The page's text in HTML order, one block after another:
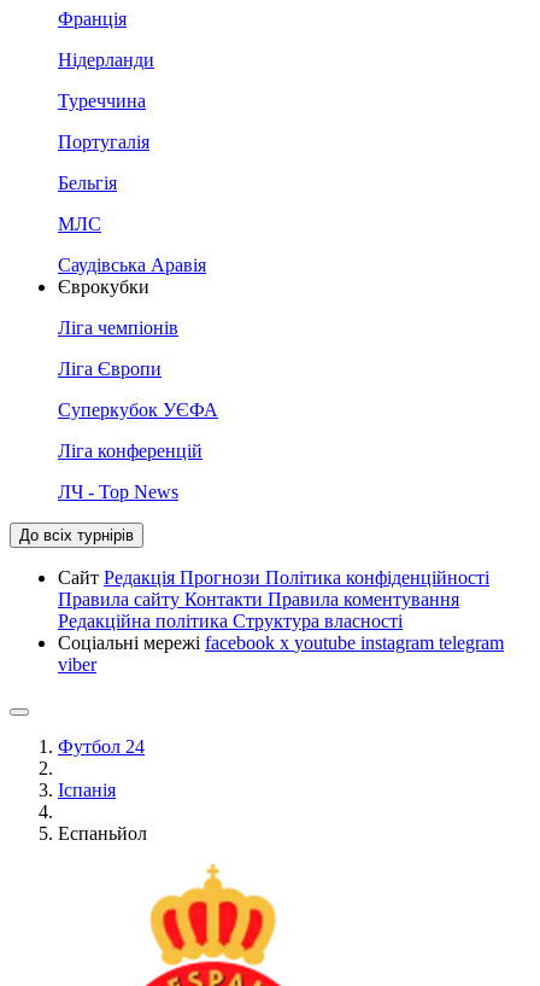
Франція
Нідерланди
Туреччина
Португалія
Бельгія
МЛС
Саудівська Аравія
Єврокубки
Ліга чемпіонів
Ліга Європи
Суперкубок УЄФА
Ліга конференцій
ЛЧ - Top News
До всіх турнірів
Сайт Редакція Прогнози Політика конфіденційності
Правила сайту Контакти Правила коментування
Редакційна політика Структура власності
Соціальні мережі facebook x youtube instagram telegram
viber
Футбол 24
Іспанія
Еспаньйол